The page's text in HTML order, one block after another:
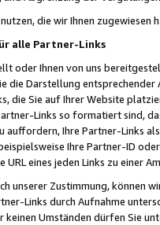
die wir Ihnen zugewiesen
alle Partner-Links
oder Ihnen von uns
die Darstellung
die Sie auf Ihrer Website
Links so formatiert sind,
auffordern, Ihre Partner-Links
Ihre Partner-ID
URL eines jeden Links zu einer
unserer Zustimmung, können
Links durch Aufnahme
keinen Umständen dürfen Sie